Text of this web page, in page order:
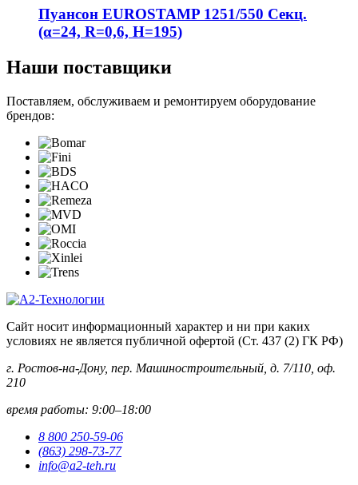
Пуансон EUROSTAMP 1251/550 Секц.
(α=24, R=0,6, H=195)
Наши поставщики
Поставляем, обслуживаем и ремонтируем оборудование
брендов:
Сайт носит информационный характер и ни при каких
условиях не является публичной офертой (Ст. 437 (2) ГК РФ)
г. Ростов-на-Дону, пер. Машиностроительный, д. 7/110, оф.
210
время работы: 9:00–18:00
8 800 250-59-06
(863) 298-73-77
info@a2-teh.ru